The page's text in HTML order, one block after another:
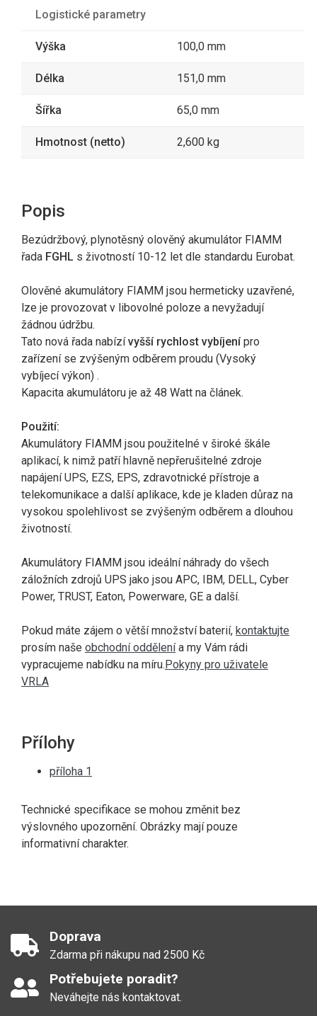
Logistické parametry
Výška 100,0 mm
Délka 151,0 mm
Šířka 65,0 mm
Hmotnost (netto) 2,600 kg
Popis
Bezúdržbový, plynotěsný olověný akumulátor FIAMM
řada FGHL s životností 10-12 let dle standardu Eurobat.
Olověné akumulátory FIAMM jsou hermeticky uzavřené,
lze je provozovat v libovolné poloze a nevyžadují
žádnou údržbu.
Tato nová řada nabízívyšší rychlost vybíjenípro
zařízení se zvýšeným odběrem proudu (Vysoký
vybíjecí výkon) .
Kapacita akumulátoru je až 48 Watt na článek.
Použití:
Akumulátory FIAMM jsou použitelné v široké škále
aplikací, k nimž patří hlavně nepřerušitelné zdroje
napájení UPS, EZS, EPS, zdravotnické přístroje a
telekomunikace a další aplikace, kde je kladen důraz na
vysokou spolehlivost se zvýšeným odběrem a dlouhou
životností.
Akumulátory FIAMM jsou ideální náhrady do všech
záložních zdrojů UPS jako jsou APC, IBM, DELL, Cyber
Power, TRUST, Eaton, Powerware, GE a další.
Pokud máte zájem o větší množství baterií, kontaktujte
prosím naše obchodní oddělenía my Vám rádi
vypracujeme nabídku na míru.Pokyny pro uživatele
VRLA
Přílohy
příloha 1
Technické specifikace se mohou změnit bez
výslovného upozornění. Obrázky mají pouze
informativní charakter.
Doprava
Zdarma při nákupu nad 2500 Kč
Potřebujete poradit?
Neváhejte nás kontaktovat.